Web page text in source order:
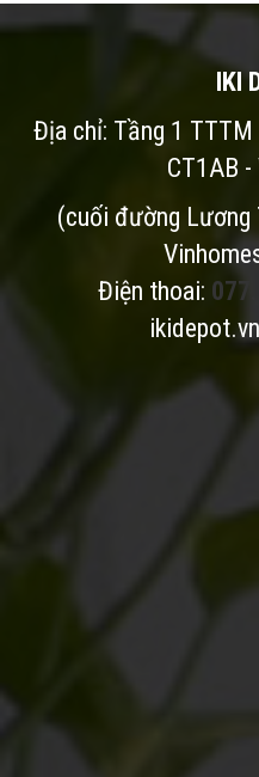
IKI
Địa chỉ: Tầng 1
CT1AB -
(cuối đường Lương
Điện thoai: